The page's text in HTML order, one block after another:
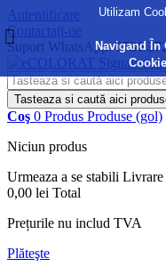
Autentificare
Contactați-ne
Suport WhatsApp:0730
Tasteaza si caută aici
Coş 0 Produs Produse (gol)
Niciun produs
Urmeaza a se stabili Livrare
0,00 lei Total
Prețurile nu includ TVA
Plăteşte
Utilizam
Navigand În